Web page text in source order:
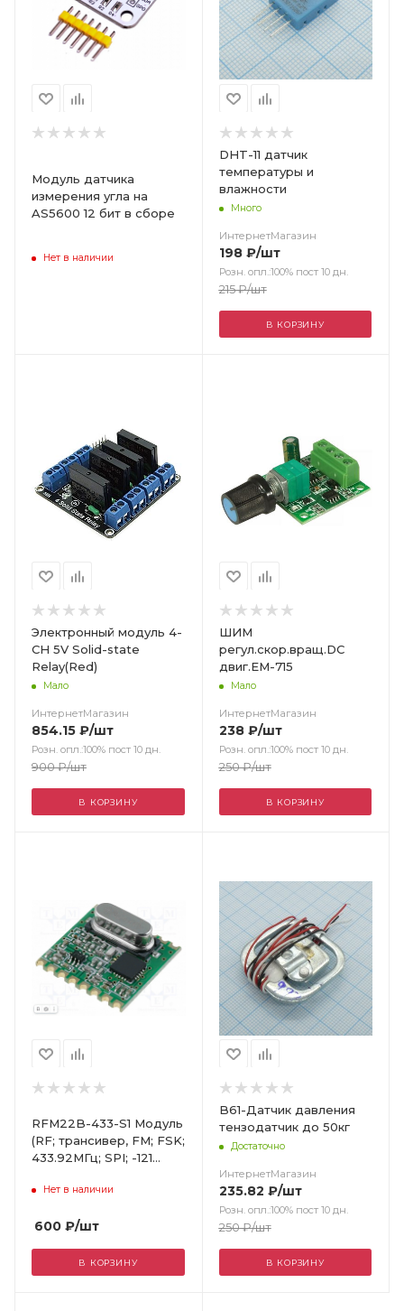
Модуль датчика
измерения угла на
AS5600 12 бит в сборе
Нет в наличии
DHT-11 датчик
температуры и
влажности
Много
ИнтернетМагазин
198₽/шт
Розн. опл.:100% пост 10 дн.
215₽/шт
В КОРЗИНУ
Электронный модуль 4-
CH 5V Solid-state
Relay(Red)
Мало
ИнтернетМагазин
854.15 ₽/шт
Розн. опл.:100% пост 10 дн.
900₽/шт
В КОРЗИНУ
ШИМ
регул.скор.вращ.DC
двиг.EM-715
Мало
ИнтернетМагазин
238₽/шт
Розн. опл.:100% пост 10 дн.
250₽/шт
В КОРЗИНУ
RFM22B-433-S1 Модуль
(RF; трансивер, FM; FSK;
433.92МГц; SPI; -121
Нет в наличии
600 ₽/шт
В КОРЗИНУ
B61-Датчик давления
тензодатчик до 50кг
Достаточно
ИнтернетМагазин
235.82 ₽/шт
Розн. опл.:100% пост 10 дн.
250₽/шт
В КОРЗИНУ